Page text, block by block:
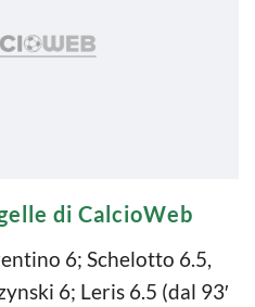
di CalcioWeb
6; Schelotto 6.5,
6; Leris 6.5 (dal 93′